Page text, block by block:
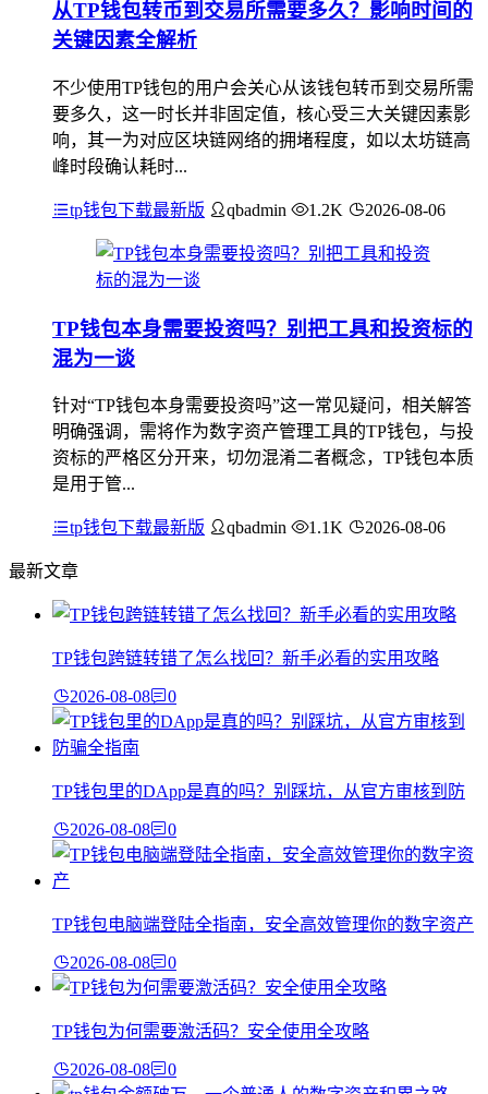
从TP钱包转币到交易所需要多久？影响时间的
关键因素全解析
不少使用TP钱包的用户会关心从该钱包转币到交易所需
要多久，这一时长并非固定值，核心受三大关键因素影
响，其一为对应区块链网络的拥堵程度，如以太坊链高
峰时段确认耗时...
tp钱包下载最新版 qbadmin 1.2K 2026-08-06
TP钱包本身需要投资吗？别把工具和投资标的
混为一谈
针对“TP钱包本身需要投资吗”这一常见疑问，相关解答
明确强调，需将作为数字资产管理工具的TP钱包，与投
资标的严格区分开来，切勿混淆二者概念，TP钱包本质
是用于管...
tp钱包下载最新版 qbadmin 1.1K 2026-08-06
最新文章
TP钱包跨链转错了怎么找回？新手必看的实用攻略
2026-08-08 0
TP钱包里的DApp是真的吗？别踩坑，从官方审核到防
2026-08-08 0
TP钱包电脑端登陆全指南，安全高效管理你的数字资产
2026-08-08 0
TP钱包为何需要激活码？安全使用全攻略
2026-08-08 0